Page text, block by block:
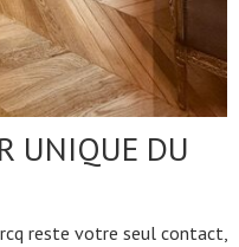
UNIQUE DU
reste votre seul contact,